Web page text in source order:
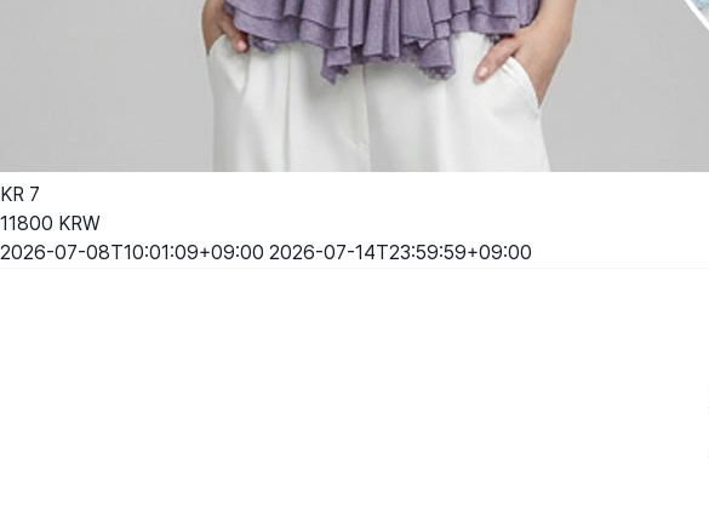
KR 7
11800 KRW
2026-07-08T10:01:09+09:00 2026-07-14T23:59:59+09:00